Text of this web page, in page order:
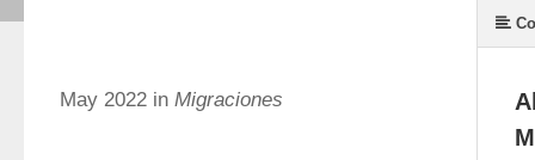
May 2022 in Migraciones